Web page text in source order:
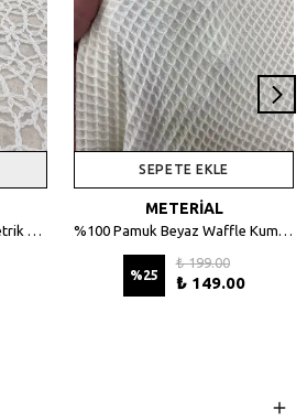
%100 Pamuk Beyaz Geometrik Desenli File Kumaş - 135 cm En
SEPETE EKLE
METERİAL
%100 Pamuk Beyaz Waffle Kumaş – Petek Dokulu, 140 cm En
%25
₺ 199.00
₺ 149.00